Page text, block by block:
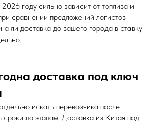
году сильно зависит от топлива и
сравнении предложений логистов
ли доставка до вашего города в ставку
доставка под ключ
искать перевозчика после
сроки по этапам. Доставка из Китая под